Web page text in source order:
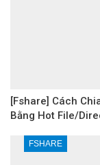
[Fshare] Cách
Bằng Hot File/
FSHARE